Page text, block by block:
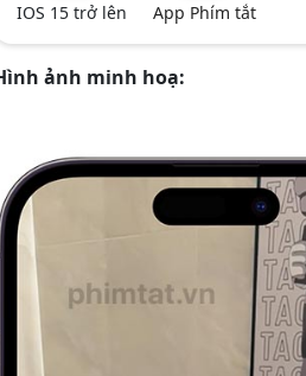
IOS 15 trở lên App Phím tắt
ảnh minh hoạ: